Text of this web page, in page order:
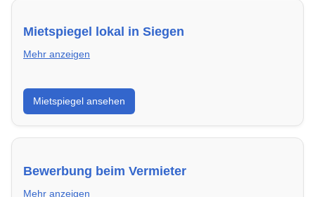
Mietspiegel lokal in Siegen
Mehr anzeigen
Erhalte einen Überblick über die aktuellen Mietpreise
regional in Siegen. So weißt du genau, welche Miete
fair ist und wo sich ein Vergleich lohnt.
Mietspiegel ansehen
Bewerbung beim Vermieter
Mehr anzeigen